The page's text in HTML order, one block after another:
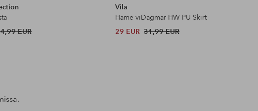
EUR
Vila
Hame viDagmar HW PU Skirt
29 EUR 31,99 EUR